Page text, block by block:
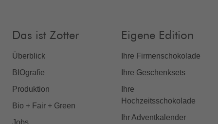
Das ist Zotter
Überblick
BIOgrafie
Produktion
Bio + Fair + Green
Eigene Edition
Ihre Firmenschokolade
Ihre Geschenksets
Ihre
Hochzeitsschokolade
Ihr Adventkalender